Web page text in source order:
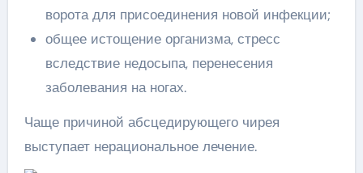
ворота для присоединения новой инфекции;
общее истощение организма, стресс
вследствие недосыпа, перенесения
заболевания на ногах.
Чаще причиной абсцедирующего чирея
выступает нерациональное лечение.